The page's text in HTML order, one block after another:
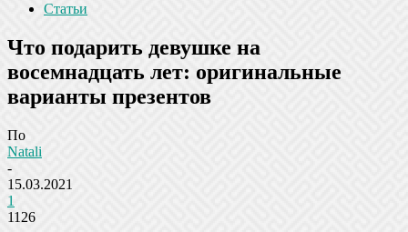
Статьи
Что подарить девушке на
восемнадцать лет: оригинальные
варианты презентов
По
Natali
-
15.03.2021
1
1126